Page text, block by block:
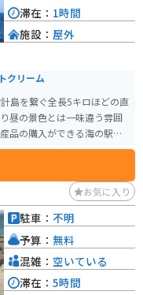
クリーム
島を繋ぐ全長5キロほどの直
昼の景色とは一味違う雰囲
品の購入ができる海の駅が
めることが出来る素敵な場
滞在： 1時間
施設： 屋外
お気に入り
駐車： 不明
予算： 無料
混雑： 空いている
滞在： 5時間